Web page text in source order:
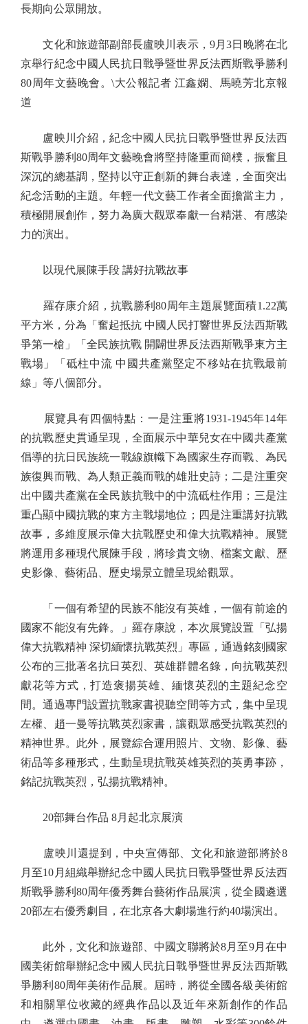
長期向公眾開放。
文化和旅遊部副部長盧映川表示，9月3日晚將在北
京舉行紀念中國人民抗日戰爭暨世界反法西斯戰爭勝利
80周年文藝晚會。\大公報記者 江鑫嫻、馬曉芳北京報
道
盧映川介紹，紀念中國人民抗日戰爭暨世界反法西
斯戰爭勝利80周年文藝晚會將堅持隆重而簡樸，振奮且
深沉的總基調，堅持以守正創新的舞台表達，全面突出
紀念活動的主題。年輕一代文藝工作者全面擔當主力，
積極開展創作，努力為廣大觀眾奉獻一台精湛、有感染
力的演出。
以現代展陳手段 講好抗戰故事
羅存康介紹，抗戰勝利80周年主題展覽面積1.22萬
平方米，分為「奮起抵抗 中國人民打響世界反法西斯戰
爭第一槍」「全民族抗戰 開闢世界反法西斯戰爭東方主
戰場」「砥柱中流 中國共產黨堅定不移站在抗戰最前
線」等八個部分。
展覽具有四個特點：一是注重將1931-1945年14年
的抗戰歷史貫通呈現，全面展示中華兒女在中國共產黨
倡導的抗日民族統一戰線旗幟下為國家生存而戰、為民
族復興而戰、為人類正義而戰的雄壯史詩；二是注重突
出中國共產黨在全民族抗戰中的中流砥柱作用；三是注
重凸顯中國抗戰的東方主戰場地位；四是注重講好抗戰
故事，多維度展示偉大抗戰歷史和偉大抗戰精神。展覽
將運用多種現代展陳手段，將珍貴文物、檔案文獻、歷
史影像、藝術品、歷史場景立體呈現給觀眾。
「一個有希望的民族不能沒有英雄，一個有前途的
國家不能沒有先鋒。」羅存康說，本次展覽設置「弘揚
偉大抗戰精神 深切緬懷抗戰英烈」專區，通過銘刻國家
公布的三批著名抗日英烈、英雄群體名錄，向抗戰英烈
獻花等方式，打造褒揚英雄、緬懷英烈的主題紀念空
間。通過專門設置抗戰家書視聽空間等方式，集中呈現
左權、趙一曼等抗戰英烈家書，讓觀眾感受抗戰英烈的
精神世界。此外，展覽綜合運用照片、文物、影像、藝
術品等多種形式，生動呈現抗戰英雄英烈的英勇事跡，
銘記抗戰英烈，弘揚抗戰精神。
20部舞台作品 8月起北京展演
盧映川還提到，中央宣傳部、文化和旅遊部將於8
月至10月組織舉辦紀念中國人民抗日戰爭暨世界反法西
斯戰爭勝利80周年優秀舞台藝術作品展演，從全國遴選
20部左右優秀劇目，在北京各大劇場進行約40場演出。
此外，文化和旅遊部、中國文聯將於8月至9月在中
國美術館舉辦紀念中國人民抗日戰爭暨世界反法西斯戰
爭勝利80周年美術作品展。屆時，將從全國各級美術館
和相關單位收藏的經典作品以及近年來新創作的作品